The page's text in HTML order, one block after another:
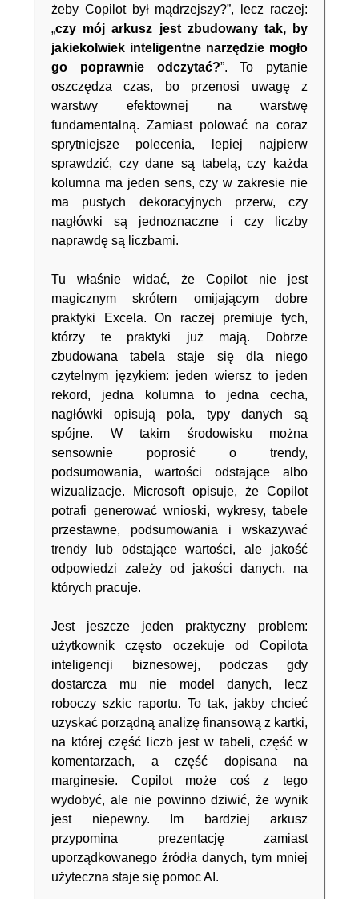
żeby Copilot był mądrzejszy?”, lecz raczej:
„czy mój arkusz jest zbudowany tak, by
jakiekolwiek inteligentne narzędzie mogło
go poprawnie odczytać?”. To pytanie
oszczędza czas, bo przenosi uwagę z
warstwy efektownej na warstwę
fundamentalną. Zamiast polować na coraz
sprytniejsze polecenia, lepiej najpierw
sprawdzić, czy dane są tabelą, czy każda
kolumna ma jeden sens, czy w zakresie nie
ma pustych dekoracyjnych przerw, czy
nagłówki są jednoznaczne i czy liczby
naprawdę są liczbami.
Tu właśnie widać, że Copilot nie jest
magicznym skrótem omijającym dobre
praktyki Excela. On raczej premiuje tych,
którzy te praktyki już mają. Dobrze
zbudowana tabela staje się dla niego
czytelnym językiem: jeden wiersz to jeden
rekord, jedna kolumna to jedna cecha,
nagłówki opisują pola, typy danych są
spójne. W takim środowisku można
sensownie poprosić o trendy,
podsumowania, wartości odstające albo
wizualizacje. Microsoft opisuje, że Copilot
potrafi generować wnioski, wykresy, tabele
przestawne, podsumowania i wskazywać
trendy lub odstające wartości, ale jakość
odpowiedzi zależy od jakości danych, na
których pracuje.
Jest jeszcze jeden praktyczny problem:
użytkownik często oczekuje od Copilota
inteligencji biznesowej, podczas gdy
dostarcza mu nie model danych, lecz
roboczy szkic raportu. To tak, jakby chcieć
uzyskać porządną analizę finansową z kartki,
na której część liczb jest w tabeli, część w
komentarzach, a część dopisana na
marginesie. Copilot może coś z tego
wydobyć, ale nie powinno dziwić, że wynik
jest niepewny. Im bardziej arkusz
przypomina prezentację zamiast
uporządkowanego źródła danych, tym mniej
użyteczna staje się pomoc AI.